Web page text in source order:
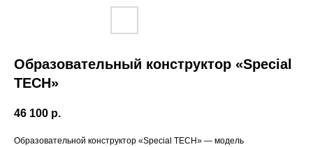
Образовательный конструктор «Special
TECH»
46 100 р.
Образовательной конструктор «Special TECH» — модель